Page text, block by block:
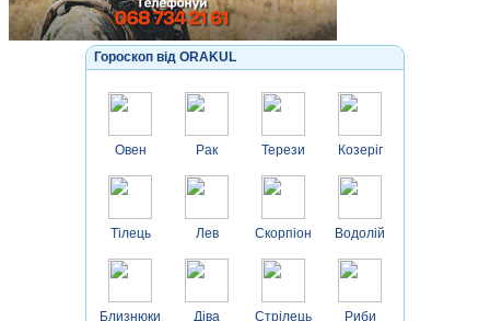
Гороскоп від ORAKUL
Овен
Тілець
Близнюки
Рак
Лев
Діва
Терези
Скорпіон
Стрілець
Козеріг
Водолій
Риби